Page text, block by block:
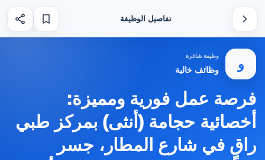
تفاصيل الوظيفة
و
وظيفة شاغرة
وظائف خالية
فرصة عمل فورية ومميزة:
أخصائية حجامة (أنثى) بمركز طبي
راقٍ في شارع المطار، جسر